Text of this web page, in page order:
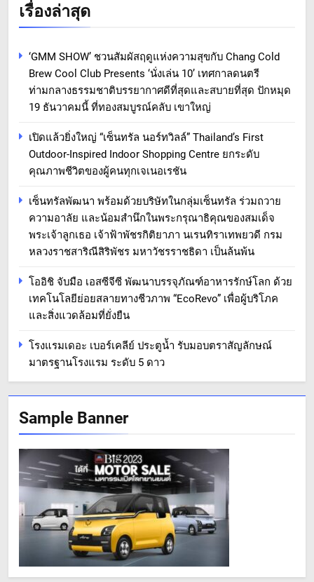
เรื่องล่าสุด
‘GMM SHOW’ ชวนสัมผัสฤดูแห่งความสุขกับ Chang Cold
Brew Cool Club Presents ‘นั่งเล่น 10’ เทศกาลดนตรี
ท่ามกลางธรรมชาติบรรยากาศดีที่สุดและสบายที่สุด ปักหมุด
19 ธันวาคมนี้ ที่ทองสมบูรณ์คลับ เขาใหญ่
เปิดแล้วยิ่งใหญ่ “เซ็นทรัล นอร์ทวิลล์” Thailand’s First
Outdoor-Inspired Indoor Shopping Centre ยกระดับ
คุณภาพชีวิตของผู้คนทุกเจเนอเรชัน
เซ็นทรัลพัฒนา พร้อมด้วยบริษัทในกลุ่มเซ็นทรัล ร่วมถวาย
ความอาลัย และน้อมสำนึกในพระกรุณาธิคุณของสมเด็จ
พระเจ้าลูกเธอ เจ้าฟ้าพัชรกิติยาภา นเรนทิราเทพยวดี กรม
หลวงราชสาริณีสิริพัชร มหาวัชรราชธิดา เป็นล้นพ้น
โออิชิ จับมือ เอสซีจีซี พัฒนาบรรจุภัณฑ์อาหารรักษ์โลก ด้วย
เทคโนโลยีย่อยสลายทางชีวภาพ “EcoRevo” เพื่อผู้บริโภค
และสิ่งแวดล้อมที่ยั่งยืน
โรงแรมเดอะ เบอร์เคลีย์ ประตูน้ำ รับมอบตราสัญลักษณ์
มาตรฐานโรงแรม ระดับ 5 ดาว
Sample Banner